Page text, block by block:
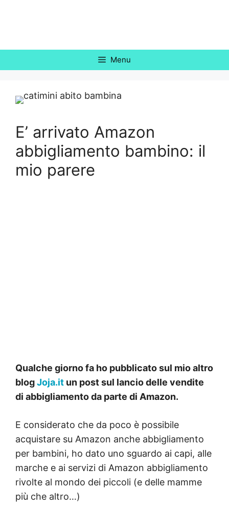
Menu
E’ arrivato Amazon
abbigliamento bambino: il
mio parere
Qualche giorno fa ho pubblicato sul mio altro
blogJoja.it un post sul lancio delle vendite
di abbigliamento da parte di Amazon.
E considerato che da poco è possibile
acquistare su Amazon anche abbigliamento
per bambini, ho dato uno sguardo ai capi, alle
marche e ai servizi di Amazon abbigliamento
rivolte al mondo dei piccoli (e delle mamme
più che altro…)